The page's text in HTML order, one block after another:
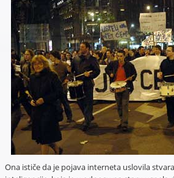
Ona ističe da je pojava interneta uslovila